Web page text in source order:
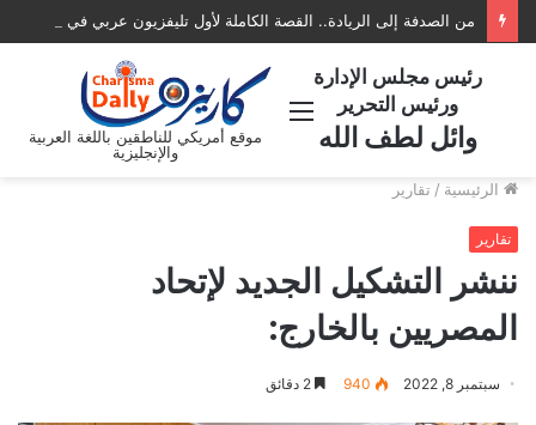
موقع أمريكي للناطقين باللغة العربية
والإنجليزية
القائمة
رئيس مجلس الإدارة
ورئيس التحرير
وائل لطف الله
الرئيسية / تقارير
تقارير
ننشر التشكيل الجديد لإتحاد
المصريين بالخارج:
سبتمبر 8, 2022 940